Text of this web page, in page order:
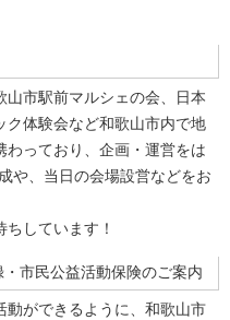
市駅前マルシェの会、日本
ク体験会など和歌山市内で地
っており、企画・運営をは
や、当日の会場設営などをお
しています！
市民公益活動保険のご案内
動ができるように、和歌山市